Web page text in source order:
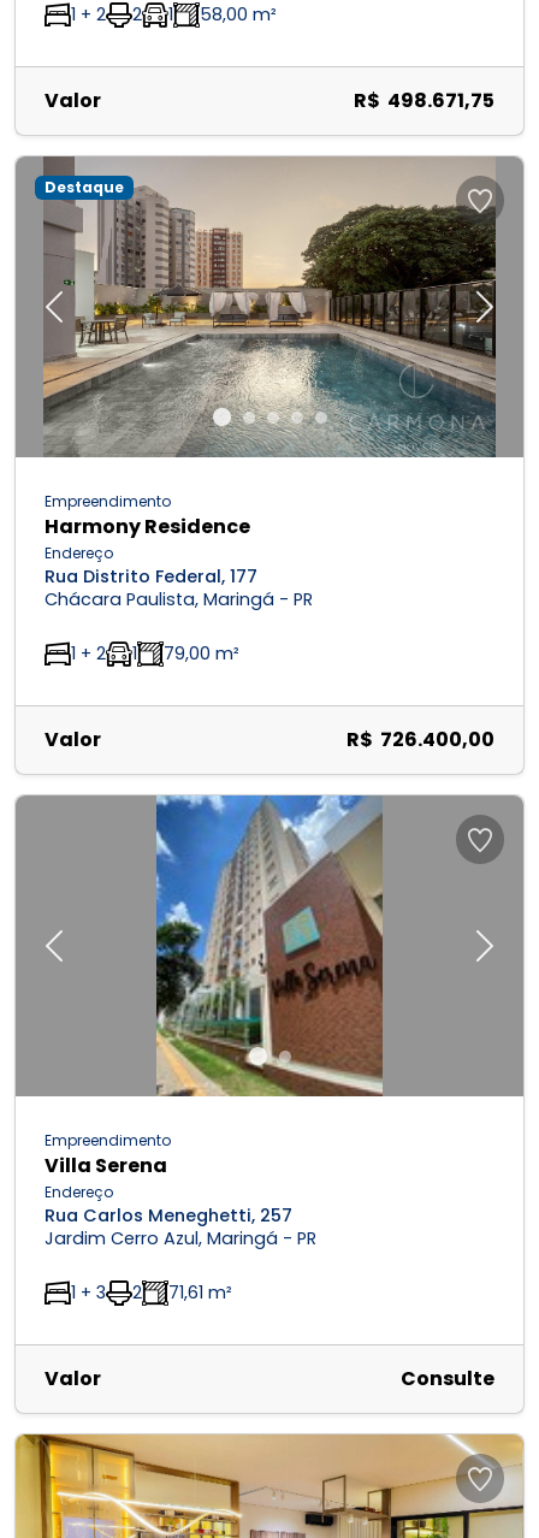
1 + 2 2 1 58,00 m²
Valor R$ 498.671,75
Previous Next
Destaque
Empreendimento
Harmony Residence
Endereço
Rua Distrito Federal, 177
Chácara Paulista, Maringá - PR
1 + 2 1 79,00 m²
Valor R$ 726.400,00
Previous Next
Empreendimento
Villa Serena
Endereço
Rua Carlos Meneghetti, 257
Jardim Cerro Azul, Maringá - PR
1 + 3 2 71,61 m²
Valor Consulte